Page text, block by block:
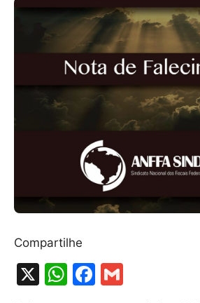
Compartilhe
X
W F